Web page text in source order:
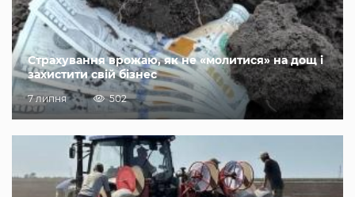
Страхування врожаю, як не «молитися» на дощ і
захистити свій бізнес
7 липня 502